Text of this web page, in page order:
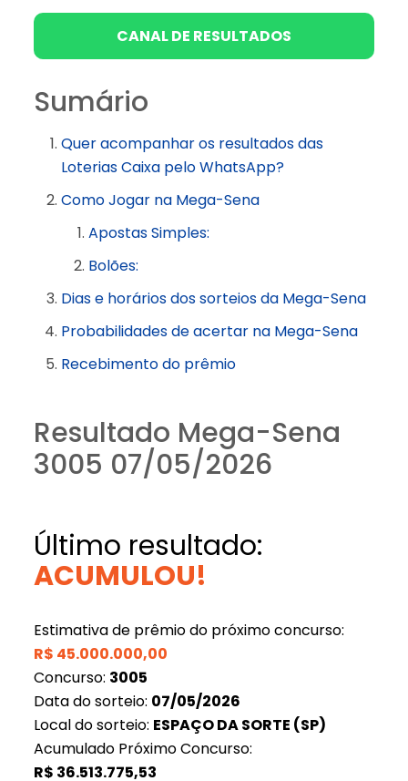
CANAL DE RESULTADOS
Sumário
Quer acompanhar os resultados das
Loterias Caixa pelo WhatsApp?
Como Jogar na Mega-Sena
Apostas Simples:
Bolões:
Dias e horários dos sorteios da Mega-Sena
Probabilidades de acertar na Mega-Sena
Recebimento do prêmio
Resultado Mega-Sena
3005 07/05/2026
Último resultado:
ACUMULOU!
Estimativa de prêmio do próximo concurso:
R$ 45.000.000,00
Concurso: 3005
Data do sorteio: 07/05/2026
Local do sorteio: ESPAÇO DA SORTE (SP)
Acumulado Próximo Concurso:
R$ 36.513.775,53